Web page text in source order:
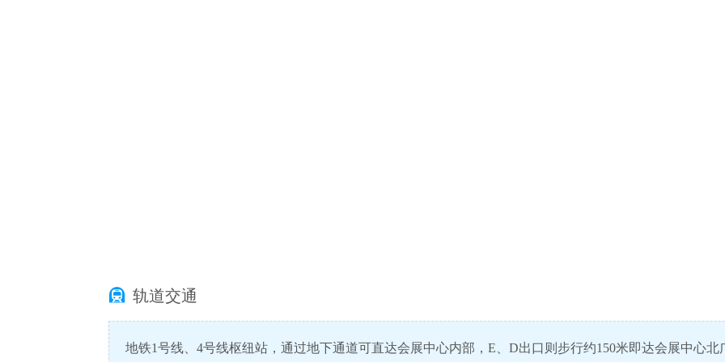
 轨道交通
地铁1号线、4号线枢纽站，通过地下通道可直达会展中心内部，E、D出口则步行约150米即达会展中心北